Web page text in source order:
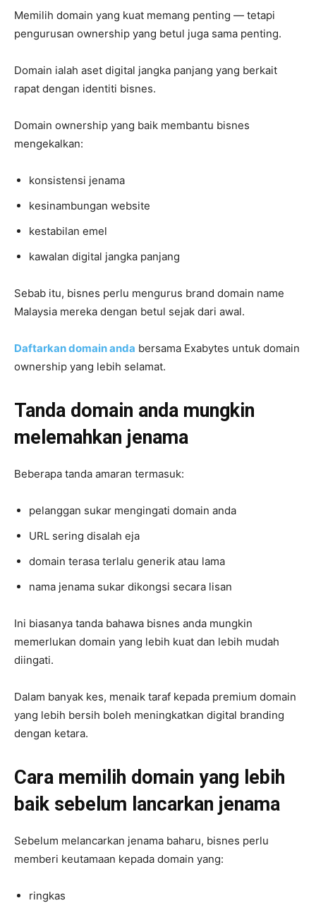
Memilih domain yang kuat memang penting — tetapi
pengurusan ownership yang betul juga sama penting.
Domain ialah aset digital jangka panjang yang berkait
rapat dengan identiti bisnes.
Domain ownership yang baik membantu bisnes
mengekalkan:
konsistensi jenama
kesinambungan website
kestabilan emel
kawalan digital jangka panjang
Sebab itu, bisnes perlu mengurus brand domain name
Malaysia mereka dengan betul sejak dari awal.
Daftarkan domain anda bersama Exabytes untuk domain
ownership yang lebih selamat.
Tanda domain anda mungkin
melemahkan jenama
Beberapa tanda amaran termasuk:
pelanggan sukar mengingati domain anda
URL sering disalah eja
domain terasa terlalu generik atau lama
nama jenama sukar dikongsi secara lisan
Ini biasanya tanda bahawa bisnes anda mungkin
memerlukan domain yang lebih kuat dan lebih mudah
diingati.
Dalam banyak kes, menaik taraf kepada premium domain
yang lebih bersih boleh meningkatkan digital branding
dengan ketara.
Cara memilih domain yang lebih
baik sebelum lancarkan jenama
Sebelum melancarkan jenama baharu, bisnes perlu
memberi keutamaan kepada domain yang:
ringkas